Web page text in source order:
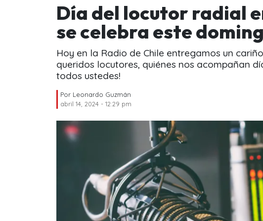
Día del locutor radial
se celebra este
Hoy en la Radio de Chile entregamos un
queridos locutores, quiénes nos acompañan
todos ustedes!
Por Leonardo Guzmán
abril 14, 2024 - 12:29 pm